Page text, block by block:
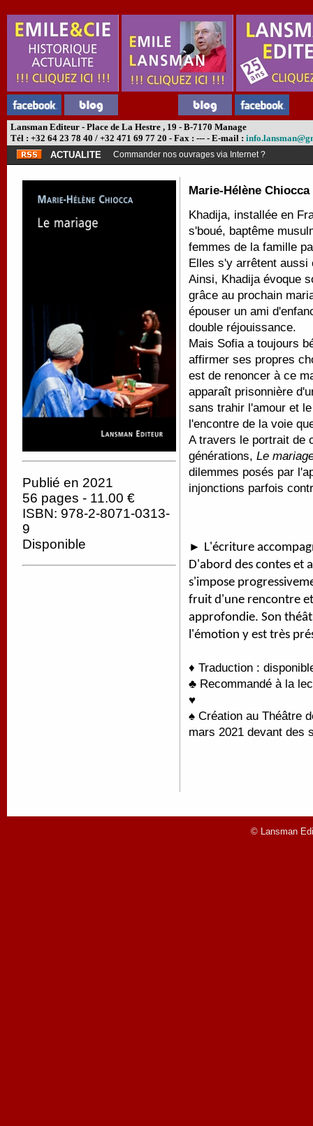
Lansman Editeur - Place de La Hestre , 19 - B-7170 Manage
Tél : +32 64 23 78 40 / +32 471 69 77 20 - Fax : --- - E-mail :
ACTUALITE
Commander nos ouvrages via Internet ?
Publié en 2021
56 pages - 11.00 €
ISBN: 978-2-8071-0313-
9
Disponible
Marie-Hélène
Khadija, installée en
s'boué, baptême
femmes de la famille
Elles s'y arrêtent
Ainsi, Khadija évoque
grâce au prochain
épouser un ami
double réjouissance.
Mais Sofia a toujours
affirmer ses propres
est de renoncer à ce
apparaît prisonnière
sans trahir l'amour et
l'encontre de la voie
A travers le portrait de
générations, Le
dilemmes posés par
injonctions parfois
►
L'écriture
D'abord des contes et
s'impose
fruit d'une rencontre
approfondie. Son
l'émotion y est très
♦ Traduction :
♣ Recommandé à la
♥
♠ Création au Théâtre
mars 2021 devant des
© Lansman